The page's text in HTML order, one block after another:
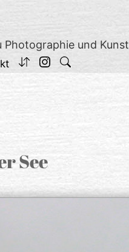
Photographie und Kunst
See